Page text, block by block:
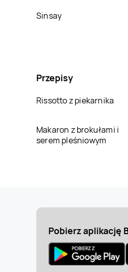
Sinsay
Przepisy
Rissotto z piekarnika
Makaron z brokułami i
serem pleśniowym
Pobierz aplikację